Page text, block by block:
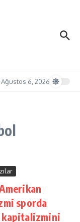
6, 2026
sporda
kapitalizmini